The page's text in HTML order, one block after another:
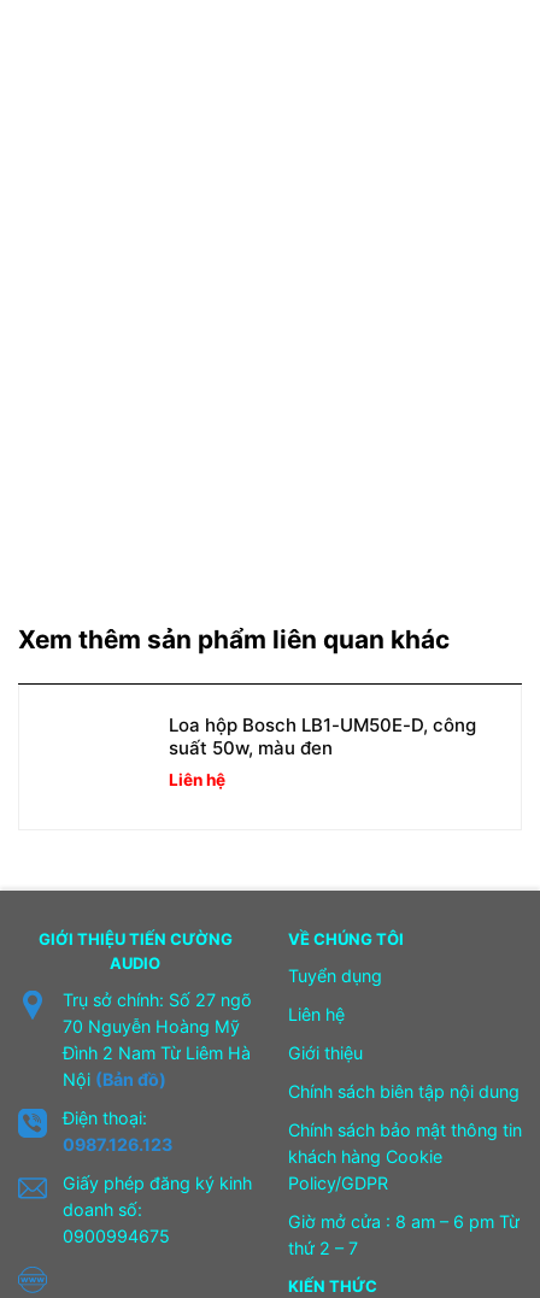
Xem thêm sản phẩm liên quan khác
Loa hộp Bosch LB1-UM50E-D, công
suất 50w, màu đen
Liên hệ
GIỚI THIỆU TIẾN CƯỜNG
AUDIO
Trụ sở chính: Số 27 ngõ
70 Nguyễn Hoàng Mỹ
Đình 2 Nam Từ Liêm Hà
Nội (Bản đồ)
Điện thoại:
0987.126.123
Giấy phép đăng ký kinh
doanh số:
0900994675
VỀ CHÚNG TÔI
Tuyển dụng
Liên hệ
Giới thiệu
Chính sách biên tập nội dung
Chính sách bảo mật thông tin
khách hàng Cookie
Policy/GDPR
Giờ mở cửa : 8 am – 6 pm Từ
thứ 2 – 7
KIẾN THỨC